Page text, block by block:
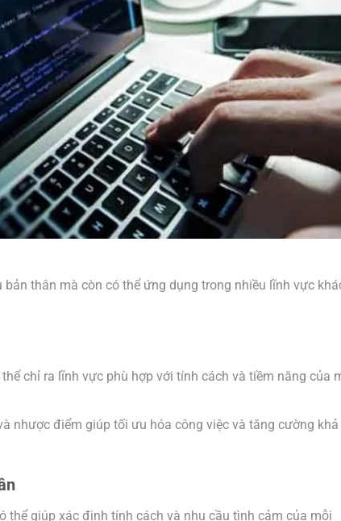
thân mà còn có thể ứng dụng trong nhiều lĩnh vực
chỉ ra lĩnh vực phù hợp với tính cách và tiềm năng của
nhược điểm giúp tối ưu hóa công việc và tăng cường khả
thể giúp xác định tính cách và nhu cầu tình cảm của mỗi